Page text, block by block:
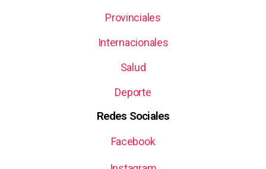
Provinciales
Internacionales
Salud
Deporte
Redes Sociales
Facebook